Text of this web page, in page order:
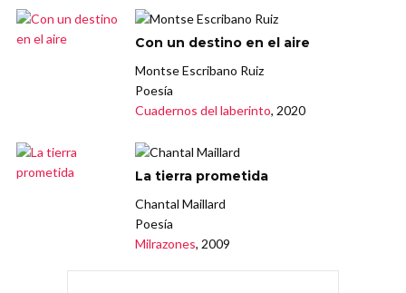
Con un destino en el aire
Montse Escribano Ruiz
Poesía
Cuadernos del laberinto, 2020
La tierra prometida
Chantal Maillard
Poesía
Milrazones, 2009